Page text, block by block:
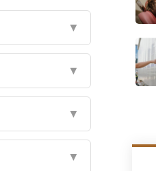
▼
▼
▼
▼